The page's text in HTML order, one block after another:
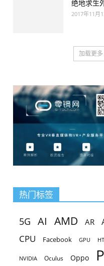
绝地求生
2017年11月
加载更多
热门标签
5G AI AMD AR
CPU Facebook GPU
NVIDIA Oculus Oppo